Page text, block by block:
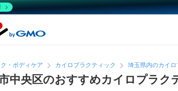
・ボディケア カイロプラクティック 埼玉県内のカイロ
中央区のおすすめカイロプラク